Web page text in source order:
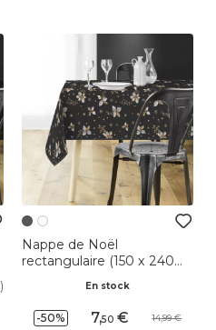
)
Nappe de Noël
rectangulaire (150 x 240
En stock
-50% 7,50 14,99